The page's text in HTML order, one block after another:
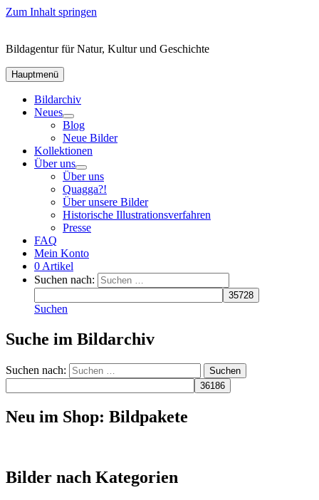
Zum Inhalt springen
Bildagentur für Natur, Kultur und Geschichte
Hauptmenü
Bildarchiv
Neues
Blog
Neue Bilder
Kollektionen
Über uns
Über uns
Quagga?!
Über unsere Bilder
Historische Illustrationsverfahren
Presse
FAQ
Mein Konto
0 Artikel
Suchen nach:
Suchen
Suche im Bildarchiv
Suchen nach:
Neu im Shop: Bildpakete
Bilder nach Kategorien